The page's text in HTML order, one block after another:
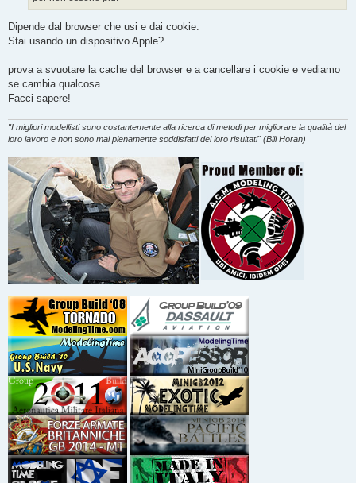
Dipende dal browser che usi e dai cookie.
Stai usando un dispositivo Apple?
prova a svuotare la cache del browser e a cancellare i cookie e vediamo
se cambia qualcosa.
Facci sapere!
"I migliori modellisti sono costantemente alla ricerca di metodi per migliorare la qualità del
loro lavoro e non sono mai pienamente soddisfatti dei loro risultati" (Bill Horan)